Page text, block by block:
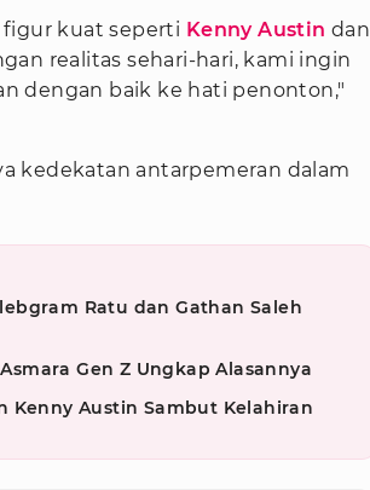
figur kuat seperti Kenny Austin dan
realitas sehari-hari, kami ingin
dengan baik ke hati penonton,"
kedekatan antarpemeran dalam
Ratu dan Gathan Saleh
Gen Z Ungkap Alasannya
Kenny Austin Sambut Kelahiran